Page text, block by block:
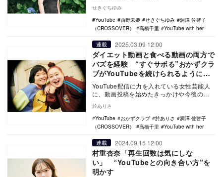
せきぐちゆみ
YouTube
西野未姫 せきぐちゆみ
洞澤 佐智子
（CROSSOVER）
高橋千里 YouTube with her
連載 2025.03.09 12:00
ダイエット動画と食べる動画の両方で
バズを経験 “すぐサボる”おかずクラ
ブがYouTubeを続けられるようにな
るまで
YouTube配信に力を入れている女性芸能人
に、動画投稿を始めたきっかけや今後の展
於ありさ
YouTube
おかずクラブ 於ありさ
洞澤 佐智子
（CROSSOVER）
高橋千里 YouTube with her
連載 2024.09.15 12:00
村重杏奈「再生回数は気にしな
い」 “YouTubeとの向き合い方”を
明かす